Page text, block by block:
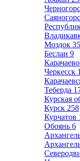
Моздок 35
Беслан 9
Черкесск
Теберда
Курская
Курск 258
Курчатов
Обоянь 6